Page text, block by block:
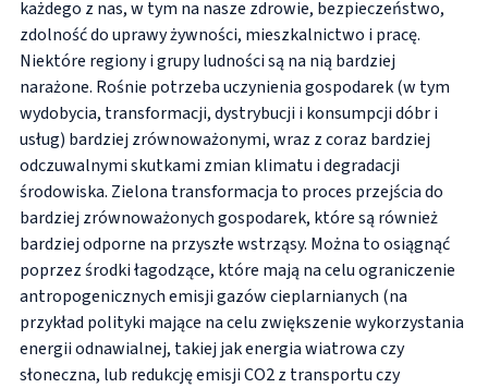
każdego z nas, w tym na nasze zdrowie, bezpieczeństwo,
zdolność do uprawy żywności, mieszkalnictwo i pracę.
Niektóre regiony i grupy ludności są na nią bardziej
narażone. Rośnie potrzeba uczynienia gospodarek (w tym
wydobycia, transformacji, dystrybucji i konsumpcji dóbr i
usług) bardziej zrównoważonymi, wraz z coraz bardziej
odczuwalnymi skutkami zmian klimatu i degradacji
środowiska. Zielona transformacja to proces przejścia do
bardziej zrównoważonych gospodarek, które są również
bardziej odporne na przyszłe wstrząsy. Można to osiągnąć
poprzez środki łagodzące, które mają na celu ograniczenie
antropogenicznych emisji gazów cieplarnianych (na
przykład polityki mające na celu zwiększenie wykorzystania
energii odnawialnej, takiej jak energia wiatrowa czy
słoneczna, lub redukcję emisji CO2 z transportu czy